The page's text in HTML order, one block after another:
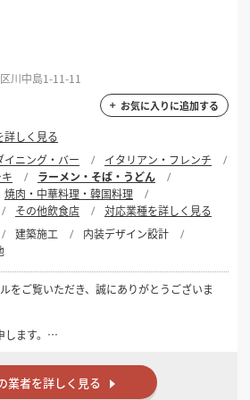
川中島1-11-11
お気に入りに追加する
詳しく見る
イニング・バー
イタリアン・フレンチ
ラーメン・そば・うどん
焼肉・中華料理・韓国料理
その他飲食店
対応業種を詳しく見る
建築施工
内装デザイン設計
をご覧いただき、誠にありがとうございま
ます。
心に、飲食店・美容室・クリニック・オ
などの店舗内装工事を、設計から施工まで
業者を詳しく見る